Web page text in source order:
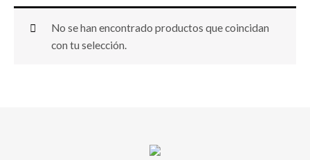
No se han encontrado productos que coincidan
con tu selección.